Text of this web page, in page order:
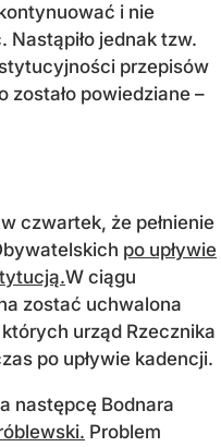
i nie
jednak tzw.
przepisów
zostało powiedziane –
czwartek, że pełnienie
po upływie
W ciągu
zostać uchwalona
urząd Rzecznika
po upływie kadencji.
następcę Bodnara
Problem